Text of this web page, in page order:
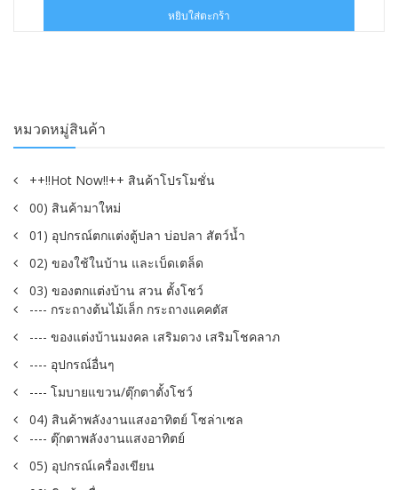
was:
฿95.00.฿59.00.
หยิบใส่ตะกร้า
หมวดหมู่สินค้า
++!!Hot Now!!++ สินค้าโปรโมชั่น
00) สินค้ามาใหม่
01) อุปกรณ์ตกแต่งตู้ปลา บ่อปลา สัตว์น้ำ
02) ของใช้ในบ้าน และเบ็ดเตล็ด
03) ของตกแต่งบ้าน สวน ตั้งโชว์
---- กระถางต้นไม้เล็ก กระถางแคคตัส
---- ของแต่งบ้านมงคล เสริมดวง เสริมโชคลาภ
---- อุปกรณ์อื่นๆ
---- โมบายแขวน/ตุ๊กตาตั้งโชว์
04) สินค้าพลังงานแสงอาทิตย์ โซล่าเซล
---- ตุ๊กตาพลังงานแสงอาทิตย์
05) อุปกรณ์เครื่องเขียน